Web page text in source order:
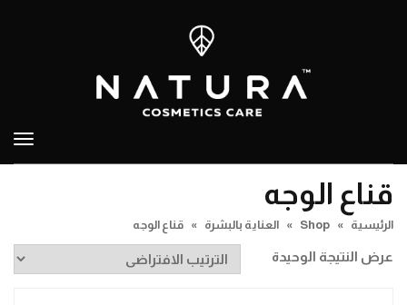
قناع الوجه
الرئيسية »
Shop
» العناية بالبشرة » قناع الوجه
عرض النتيجة الوحيدة